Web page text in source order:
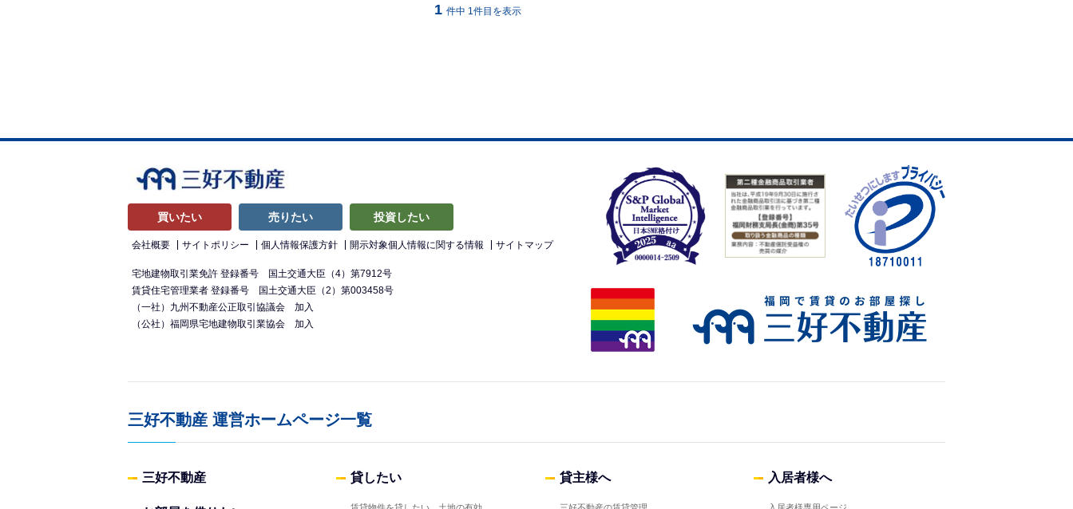
1 件中 1件目を表示
買いたい 売りたい 投資したい
会社概要 サイトポリシー 個人情報保護方針 開示対象個人情報に関する情報 サイトマップ
宅地建物取引業免許 登録番号 国土交通大臣（4）第7912号
賃貸住宅管理業者 登録番号 国土交通大臣（2）第003458号
（一社）九州不動産公正取引協議会 加入
（公社）福岡県宅地建物取引業協会 加入
三好不動産 運営ホームページ一覧
三好不動産 貸したい 貸主様へ 入居者様へ